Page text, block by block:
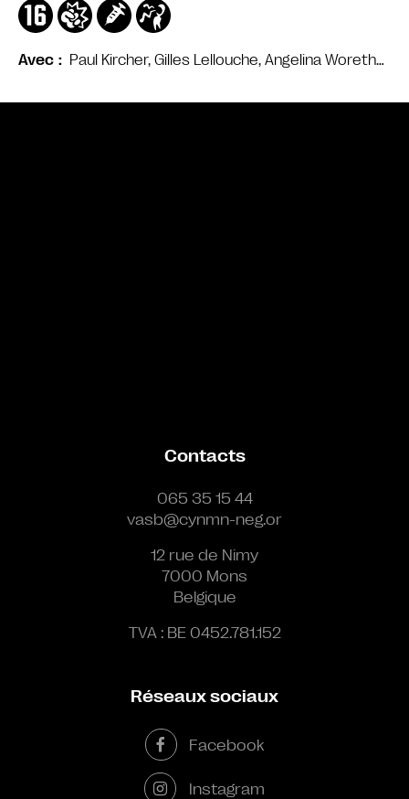
Avec Paul Kircher, Gilles Lellouche, Angelina Woreth…
Contacts
065 35 15 44
vasb@cynmn-neg.or
12 rue de Nimy
7000 Mons
Belgique
TVA : BE 0452.781.152
Réseaux sociaux
Facebook
Instagram